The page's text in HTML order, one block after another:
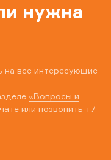
нужна
на все интересующие
«Вопросы и
или позвонить +7